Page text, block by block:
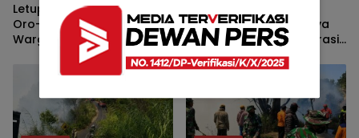
Letupan Kembali Terjadi di
Oro-oro Kesongo Blora,
Warga Diminta Tak Dekati
Karhutla TNBTS Akhirnya
Terkendali Berkat Operasi
Darat dan Water Bombing